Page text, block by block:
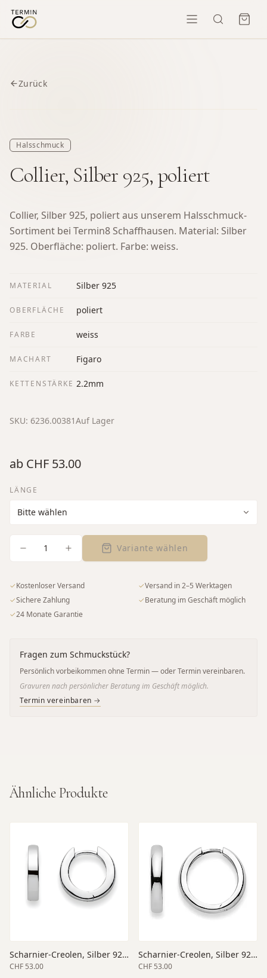
Zurück
Halsschmuck
Collier, Silber 925, poliert
Collier, Silber 925, poliert aus unserem Halsschmuck-
Sortiment bei Termin8 Schaffhausen. Material: Silber
925. Oberfläche: poliert. Farbe: weiss.
MATERIAL Silber 925
OBERFLÄCHE poliert
FARBE weiss
MACHART Figaro
KETTENSTÄRKE 2.2mm
SKU: 6236.00381Auf Lager
ab CHF 53.00
LÄNGE
1 Variante wählen
✓Kostenloser Versand ✓Versand in 2–5 Werktagen
✓Sichere Zahlung ✓Beratung im Geschäft möglich
✓24 Monate Garantie
Fragen zum Schmuckstück?
Persönlich vorbeikommen ohne Termin — oder Termin vereinbaren.
Gravuren nach persönlicher Beratung im Geschäft möglich.
Termin vereinbaren →
Ähnliche Produkte
Scharnier-Creolen, Silber 925, poliert
CHF 53.00
Scharnier-Creolen, Silber 925 poliert
CHF 53.00